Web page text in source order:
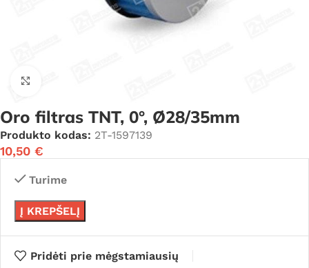
Oro filtras TNT, 0°, Ø28/35mm
Produkto kodas: 2T-1597139
10,50 €
Turime
Į KREPŠELĮ
Pridėti prie mėgstamiausių